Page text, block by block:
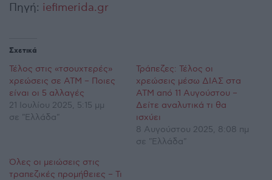
Πηγή: iefimerida.gr
Σχετικά
Τέλος στις «τσουχτερές»
χρεώσεις σε ΑΤΜ – Ποιες
είναι οι 5 αλλαγές
21 Ιουλίου 2025, 5:15 μμ
σε "Ελλάδα"
Τράπεζες: Τέλος οι
χρεώσεις μέσω ΔΙΑΣ στα
ΑΤΜ από 11 Αυγούστου –
Δείτε αναλυτικά τι θα
ισχύει
8 Αυγούστου 2025, 8:08 πμ
σε "Ελλάδα"
Όλες οι μειώσεις στις
τραπεζικές προμήθειες – Τι